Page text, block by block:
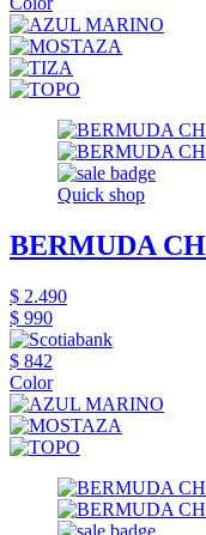
Quick shop
BERMUDA
$ 2.490
$ 990
$ 842
Color